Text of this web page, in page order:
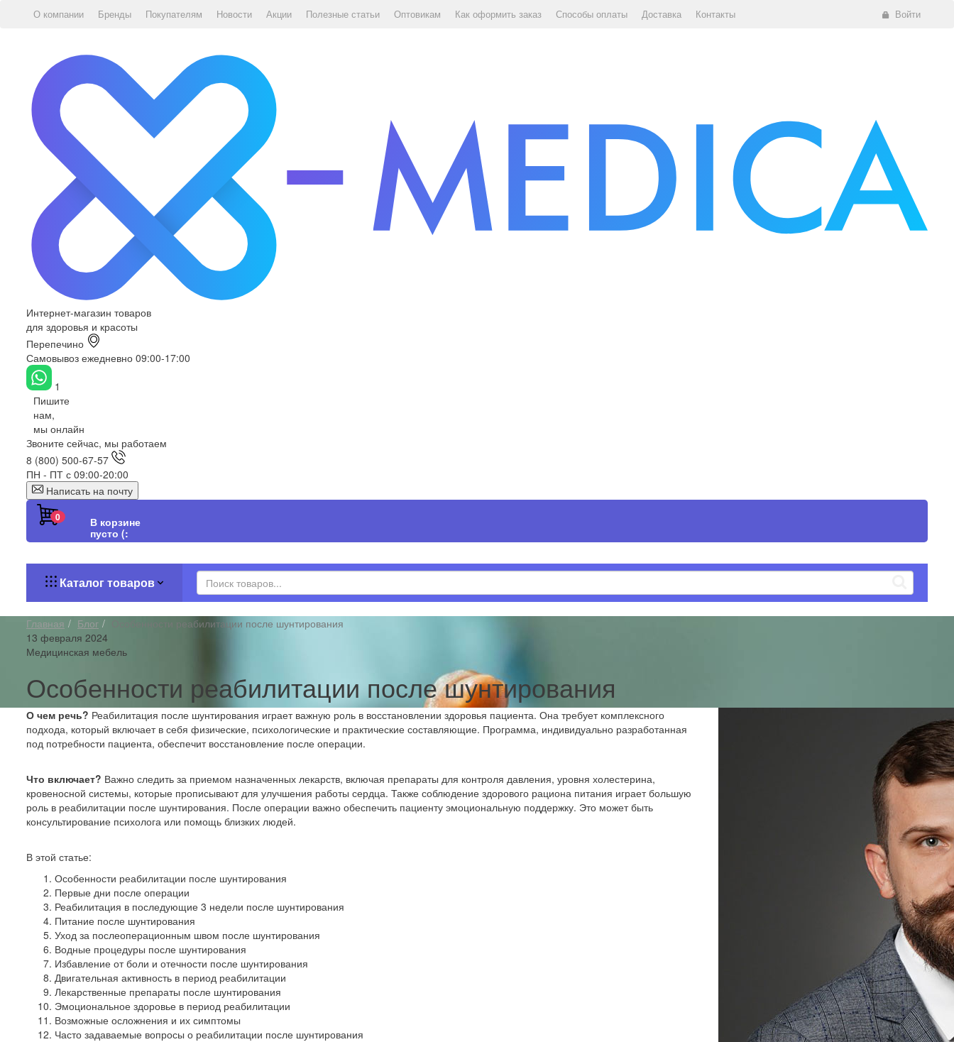
О компании Бренды Покупателям Новости Акции Полезные статьи Оптовикам Как оформить заказ Способы оплаты Доставка Контакты Войти
Интернет-магазин товаров
для здоровья и красоты
Перепечино
Самовывоз ежедневно 09:00-17:00
1
Пишите
нам,
мы онлайн
Звоните сейчас, мы работаем
8 (800) 500-67-57
ПН - ПТ с 09:00-20:00
Написать на почту
0
В корзине
пусто (:
Каталог товаров
Главная Блог
Особенности реабилитации после шунтирования
13 февраля 2024
Медицинская мебель
Особенности реабилитации после шунтирования
О чем речь? Реабилитация после шунтирования играет важную роль в восстановлении здоровья пациента. Она требует комплексного
подхода, который включает в себя физические, психологические и практические составляющие. Программа, индивидуально разработанная
под потребности пациента, обеспечит восстановление после операции.
Что включает? Важно следить за приемом назначенных лекарств, включая препараты для контроля давления, уровня холестерина,
кровеносной системы, которые прописывают для улучшения работы сердца. Также соблюдение здорового рациона питания играет большую
роль в реабилитации после шунтирования. После операции важно обеспечить пациенту эмоциональную поддержку. Это может быть
консультирование психолога или помощь близких людей.
В этой статье:
Особенности реабилитации после шунтирования
Первые дни после операции
Реабилитация в последующие 3 недели после шунтирования
Питание после шунтирования
Уход за послеоперационным швом после шунтирования
Водные процедуры после шунтирования
Избавление от боли и отечности после шунтирования
Двигательная активность в период реабилитации
Лекарственные препараты после шунтирования
Эмоциональное здоровье в период реабилитации
Возможные осложнения и их симптомы
Часто задаваемые вопросы о реабилитации после шунтирования